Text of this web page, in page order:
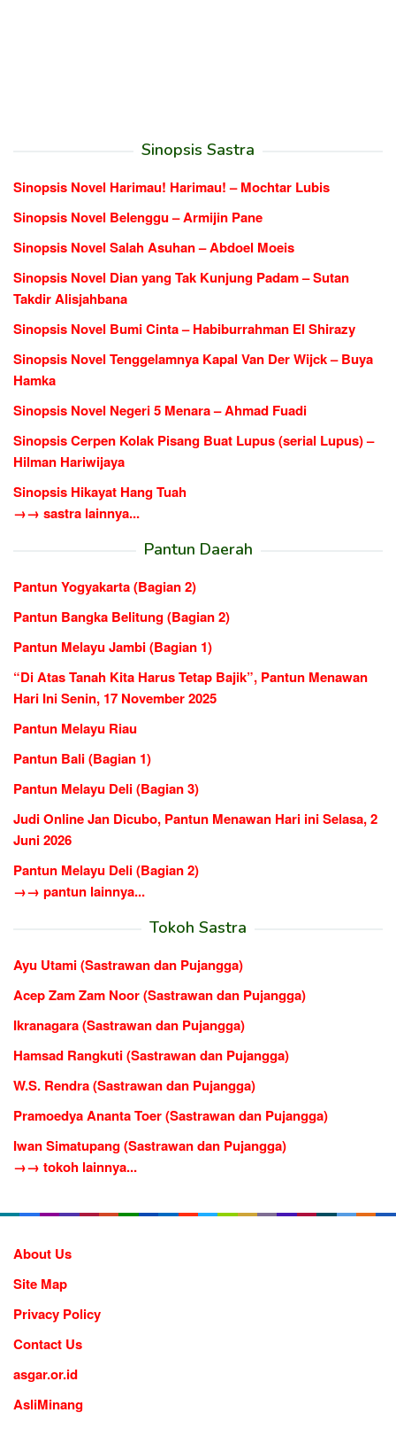
Sinopsis Sastra
Sinopsis Novel Harimau! Harimau! – Mochtar Lubis
Sinopsis Novel Belenggu – Armijin Pane
Sinopsis Novel Salah Asuhan – Abdoel Moeis
Sinopsis Novel Dian yang Tak Kunjung Padam – Sutan
Takdir Alisjahbana
Sinopsis Novel Bumi Cinta – Habiburrahman El Shirazy
Sinopsis Novel Tenggelamnya Kapal Van Der Wijck – Buya
Hamka
Sinopsis Novel Negeri 5 Menara – Ahmad Fuadi
Sinopsis Cerpen Kolak Pisang Buat Lupus (serial Lupus) –
Hilman Hariwijaya
Sinopsis Hikayat Hang Tuah
→→ sastra lainnya...
Pantun Daerah
Pantun Yogyakarta (Bagian 2)
Pantun Bangka Belitung (Bagian 2)
Pantun Melayu Jambi (Bagian 1)
“Di Atas Tanah Kita Harus Tetap Bajik”, Pantun Menawan
Hari Ini Senin, 17 November 2025
Pantun Melayu Riau
Pantun Bali (Bagian 1)
Pantun Melayu Deli (Bagian 3)
Judi Online Jan Dicubo, Pantun Menawan Hari ini Selasa, 2
Juni 2026
Pantun Melayu Deli (Bagian 2)
→→ pantun lainnya...
Tokoh Sastra
Ayu Utami (Sastrawan dan Pujangga)
Acep Zam Zam Noor (Sastrawan dan Pujangga)
Ikranagara (Sastrawan dan Pujangga)
Hamsad Rangkuti (Sastrawan dan Pujangga)
W.S. Rendra (Sastrawan dan Pujangga)
Pramoedya Ananta Toer (Sastrawan dan Pujangga)
Iwan Simatupang (Sastrawan dan Pujangga)
→→ tokoh lainnya...
About Us
Site Map
Privacy Policy
Contact Us
asgar.or.id
AsliMinang